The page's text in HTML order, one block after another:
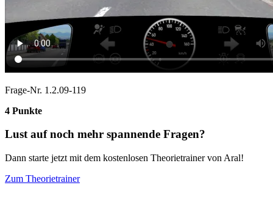
Frage-Nr. 1.2.09-119
4 Punkte
Lust auf noch mehr spannende Fragen?
Dann starte jetzt mit dem kostenlosen Theorietrainer von Aral!
Zum Theorietrainer